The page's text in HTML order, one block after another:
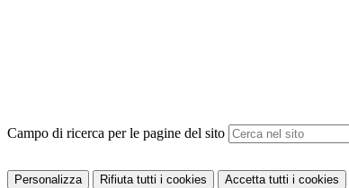
Campo di ricerca per le pagine del sito
Personalizza Rifiuta tutti i cookies Accetta tutti i cookies